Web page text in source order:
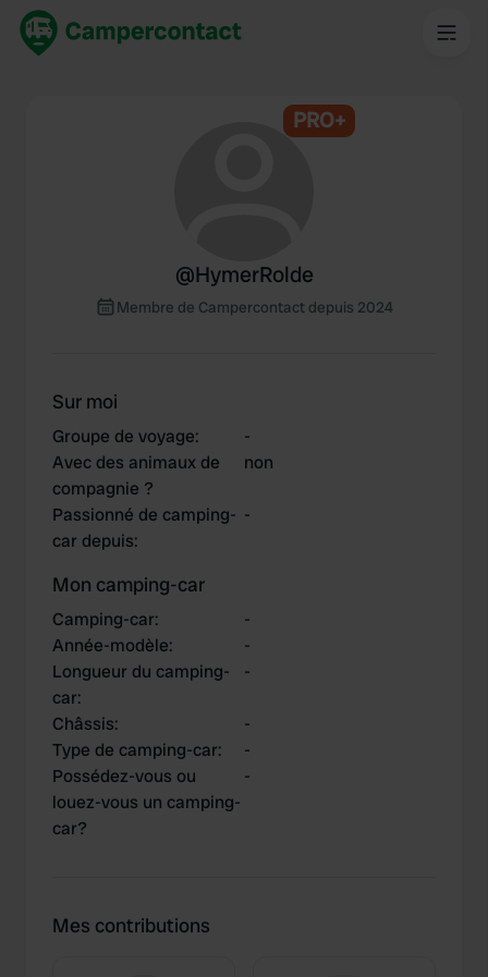
PRO+
@HymerRolde
Membre de Campercontact depuis 2024
Sur moi
Groupe de voyage:
-
Avec des animaux de
compagnie ?
non
Passionné de camping-
car depuis:
-
Mon camping-car
Camping-car:
-
Année-modèle:
-
Longueur du camping-
car:
-
Châssis:
-
Type de camping-car:
-
Possédez-vous ou
louez-vous un camping-
car?
-
Mes contributions